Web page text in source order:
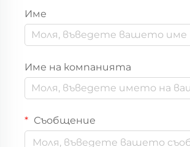
Име
Име на компанията
Съобщение